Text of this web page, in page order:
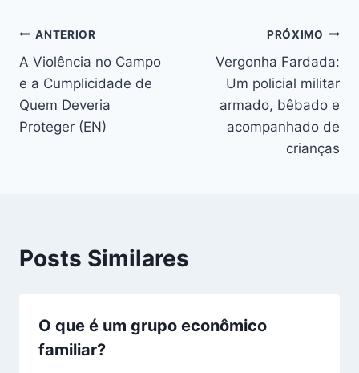
b
o
o
k
A
p
p
m
n
g
er
Navegação
de
Post
ANTERIOR
A Violência no Campo
e a Cumplicidade de
Quem Deveria
Proteger (EN)
PRÓXIMO
Vergonha Fardada:
Um policial militar
armado, bêbado e
acompanhado de
crianças
Posts Similares
O que é um grupo econômico
familiar?